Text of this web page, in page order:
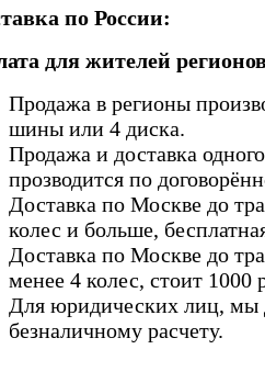
по России:
для жителей
Продажа в регионы
шины или 4 диска.
Продажа и доставка
прозводится по
Доставка по Москве до
колес и больше,
Доставка по Москве до
менее 4 колес, стоит 1000
Для юридических лиц, мы
безналичному расчету.